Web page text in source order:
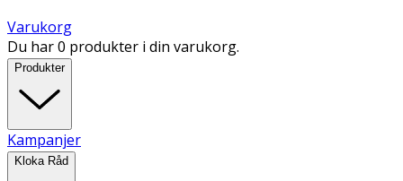
Varukorg
Du har 0 produkter i din varukorg.
Produkter
Kampanjer
Kloka Råd